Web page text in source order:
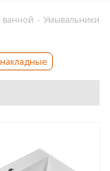
ванной - Умывальники